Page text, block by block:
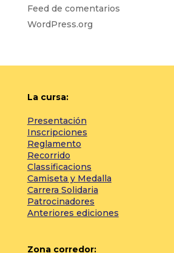
Feed de comentarios
WordPress.org
La cursa:
Presentación
Inscripciones
Reglamento
Recorrido
Classificacions
Camiseta y Medalla
Carrera Solidaria
Patrocinadores
Anteriores ediciones
Zona corredor: